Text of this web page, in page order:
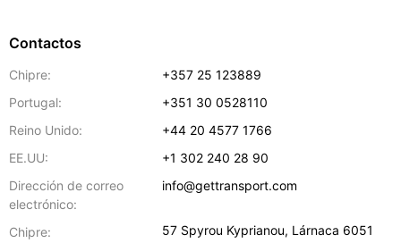
Contactos
Chipre:
+357 25 123889
Portugal:
+351 30 0528110
Reino Unido:
+44 20 4577 1766
EE.UU:
+1 302 240 28 90
Dirección de correo
electrónico:
info@gettransport.com
Chipre: 57 Spyrou Kyprianou, Lárnaca 6051